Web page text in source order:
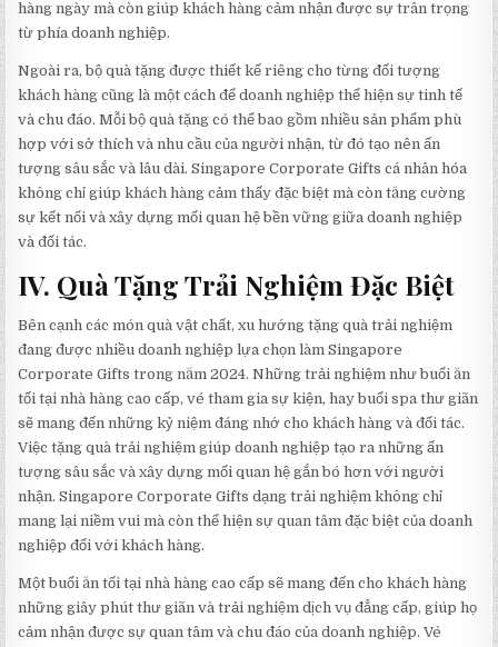
hàng ngày mà còn giúp khách hàng cảm nhận được sự trân trọng
từ phía doanh nghiệp.
Ngoài ra, bộ quà tặng được thiết kế riêng cho từng đối tượng
khách hàng cũng là một cách để doanh nghiệp thể hiện sự tinh tế
và chu đáo. Mỗi bộ quà tặng có thể bao gồm nhiều sản phẩm phù
hợp với sở thích và nhu cầu của người nhận, từ đó tạo nên ấn
tượng sâu sắc và lâu dài. Singapore Corporate Gifts cá nhân hóa
không chỉ giúp khách hàng cảm thấy đặc biệt mà còn tăng cường
sự kết nối và xây dựng mối quan hệ bền vững giữa doanh nghiệp
và đối tác.
IV. Quà Tặng Trải Nghiệm Đặc Biệt
Bên cạnh các món quà vật chất, xu hướng tặng quà trải nghiệm
đang được nhiều doanh nghiệp lựa chọn làm Singapore
Corporate Gifts trong năm 2024. Những trải nghiệm như buổi ăn
tối tại nhà hàng cao cấp, vé tham gia sự kiện, hay buổi spa thư giãn
sẽ mang đến những kỷ niệm đáng nhớ cho khách hàng và đối tác.
Việc tặng quà trải nghiệm giúp doanh nghiệp tạo ra những ấn
tượng sâu sắc và xây dựng mối quan hệ gắn bó hơn với người
nhận. Singapore Corporate Gifts dạng trải nghiệm không chỉ
mang lại niềm vui mà còn thể hiện sự quan tâm đặc biệt của doanh
nghiệp đối với khách hàng.
Một buổi ăn tối tại nhà hàng cao cấp sẽ mang đến cho khách hàng
những giây phút thư giãn và trải nghiệm dịch vụ đẳng cấp, giúp họ
cảm nhận được sự quan tâm và chu đáo của doanh nghiệp. Vé